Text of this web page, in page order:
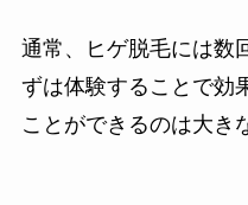
通常、ヒゲ脱毛には数
ずは体験することで効
ことができるのは大き